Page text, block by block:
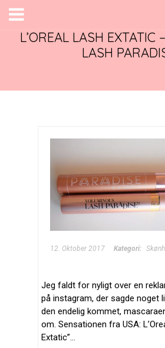
L’OREAL LASH EXTATIC
LASH
12. Oktober 2017 Kategori:
Jeg faldt for nyligt over en
på instagram, der sagde noget
den endelig kommet,
om. Sensationen fra USA:
Extatic”…